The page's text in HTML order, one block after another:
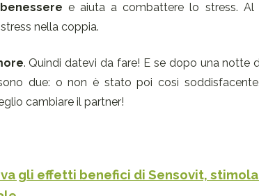
e aiuta a combattere lo stress. Al
nella coppia.
. Quindi datevi da fare! E se dopo una notte
due: o non è stato poi così
cambiare il partner!
gli effetti benefici di Sensovit,